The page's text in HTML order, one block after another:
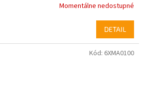
Momentálne nedostupné
DETAIL
Kód: 6XMA0100